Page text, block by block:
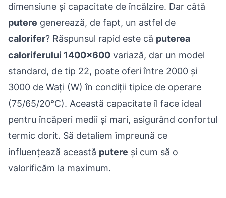
dimensiune și capacitate de încălzire. Dar câtă
putere generează, de fapt, un astfel de
calorifer? Răspunsul rapid este că puterea
caloriferului 1400x600 variază, dar un model
standard, de tip 22, poate oferi între 2000 și
3000 de Wați (W) în condiții tipice de operare
(75/65/20°C). Această capacitate îl face ideal
pentru încăperi medii și mari, asigurând confortul
termic dorit. Să detaliem împreună ce
influențează această putere și cum să o
valorificăm la maximum.